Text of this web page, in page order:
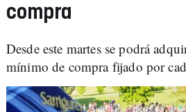
compra
Desde este martes se podrá
mínimo de compra fijado por